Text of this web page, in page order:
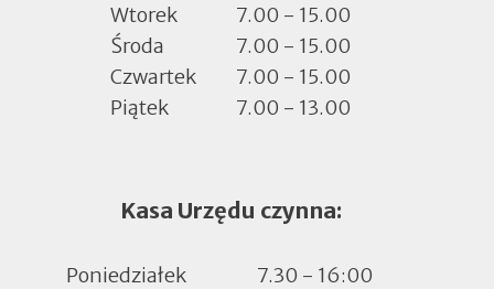
Wtorek
7.00 - 15.00
Środa
7.00 - 15.00
Czwartek
7.00 - 15.00
Piątek
7.00 - 13.00
Kasa Urzędu czynna:
Poniedziałek
7.30 - 16:00